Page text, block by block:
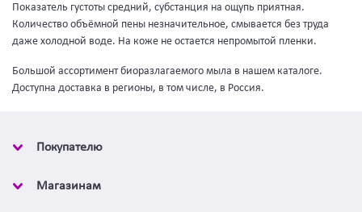
Показатель густоты средний, субстанция на ощупь приятная.
Количество объёмной пены незначительное, смывается без труда
даже холодной воде. На коже не остается непромытой пленки.
Большой ассортимент биоразлагаемого мыла в нашем каталоге.
Доступна доставка в регионы, в том числе, в Россия.
Покупателю
Магазинам